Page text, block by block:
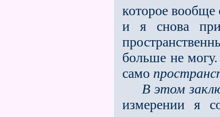
которое вообще
и я снова
больше не
само
В этом
измерении я